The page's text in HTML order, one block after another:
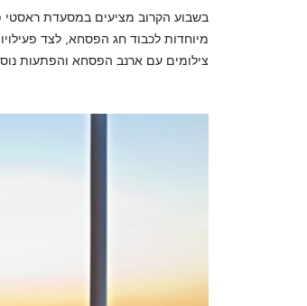
בשבוע הקרוב מציעים במסעדת ראסטי
מיוחדות לכבוד חג הפסחא, לצד
צילומים עם ארנב הפסחא והפתעות